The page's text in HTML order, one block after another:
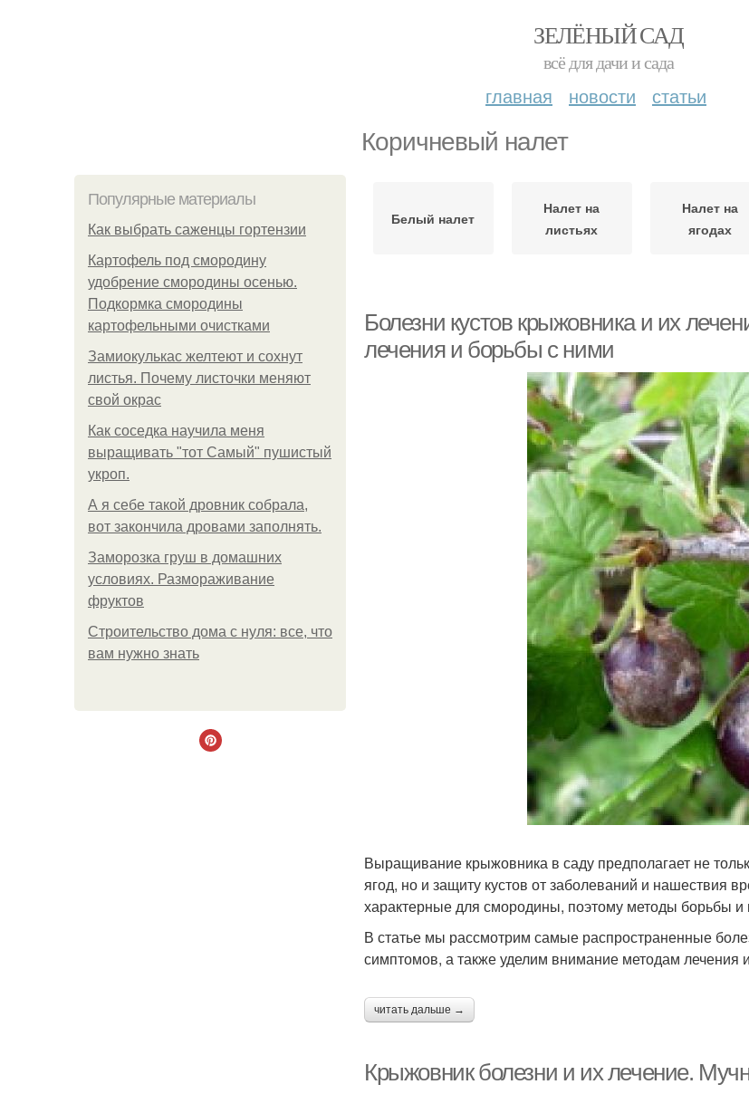
ЗЕЛЁНЫЙ САД
всё для дачи и сада
главная новости статьи
Коричневый налет
Популярные материалы
Как выбрать саженцы гортензии
Картофель под смородину
удобрение смородины осенью.
Подкормка смородины
картофельными очистками
Замиокулькас желтеют и сохнут
листья. Почему листочки меняют
свой окрас
Как соседка научила меня
выращивать "тот Самый" пушистый
укроп.
А я себе такой дровник собрала,
вот закончила дровами заполнять.
Заморозка груш в домашних
условиях. Размораживание
фруктов
Строительство дома с нуля: все, что
вам нужно знать
Белый налет
Налет на
листьях
Налет на
ягодах
Болезни кустов крыжовника и их
лечения и борьбы с ними
Выращивание крыжовника в саду предполагает не
ягод, но и защиту кустов от заболеваний и нашествия
характерные для смородины, поэтому методы борьбы и
В статье мы рассмотрим самые распространенные
симптомов, а также уделим внимание методам лечения
читать дальше →
Крыжовник болезни и их лечение.